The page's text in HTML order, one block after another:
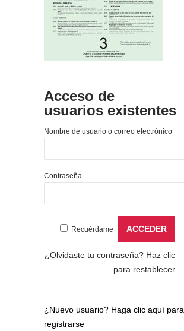
Acceso de
usuarios existentes
Nombre de usuario o correo electrónico
Contraseña
Recuérdame
¿Olvidaste tu contraseña? Haz clic
para restablecer
¿Nuevo usuario? Haga clic aquí para
registrarse